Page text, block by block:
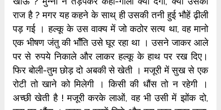
राज है ? मगर यह कहने के साथ् ही उसकी तनी हुई भौहें ढ़ीली
पड़ गई । हल्कू के उस वाक्य में जो कठोर सत्य था, वह मानो
एक भीषण जंतु की भॉँति उसे घूर रहा था । उसने जाकर आले
पर से रुपये निकाले और लाकर हल्कू के हाथ पर रख दिए।
फिर बोली-तुम छोड़ दो अबकी से खेती । मजूरी में सुख से एक
रोटी तो खाने को मिलेगी । किसी की धौंस तो न रहेगी ।
अच्छी खेती है ! मजूरी करके लाओं, वह भी उसी में झोंक दो,